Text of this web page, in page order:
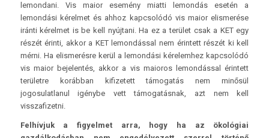
lemondani. Vis maior esemény miatti lemondás esetén a
lemondási kérelmet és ahhoz kapcsolódó vis maior elismerése
iránti kérelmet is be kell nyújtani. Ha ez a terület csak a KET egy
részét érinti, akkor a KET lemondással nem érintett részét ki kell
mérni. Ha elismerésre kerül a lemondási kérelemhez kapcsolódó
vis maior bejelentés, akkor a vis maioros lemondással érintett
területre korábban kifizetett támogatás nem minősül
jogosulatlanul igénybe vett támogatásnak, azt nem kell
visszafizetni.
Felhívjuk a figyelmet arra, hogy ha az ökológiai